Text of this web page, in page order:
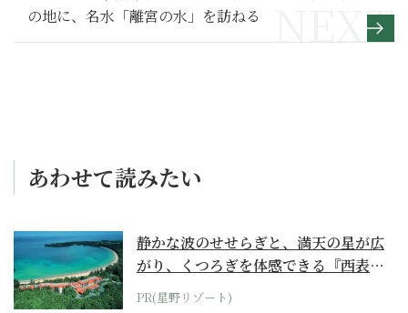
の地に、名水「離宮の水」を訪ねる
あわせて読みたい
静かな波のせせらぎと、満天の星が広
がり、くつろぎを体感できる『西表島
ホテル by...
PR(星野リゾート)